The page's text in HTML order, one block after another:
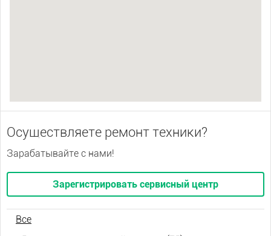
Осуществляете ремонт техники?
Зарабатывайте с нами!
Зарегистрировать сервисный центр
Все